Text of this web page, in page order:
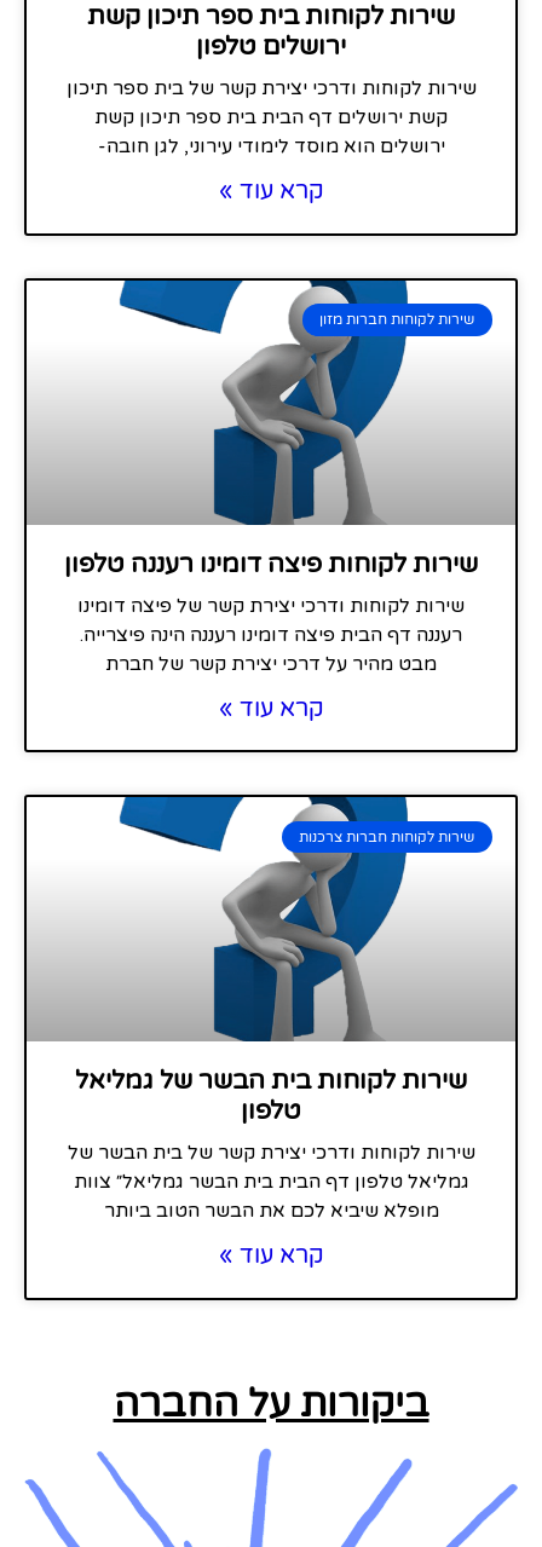
שירות לקוחות בית ספר תיכון קשת
ירושלים טלפון
שירות לקוחות ודרכי יצירת קשר של בית ספר תיכון
קשת ירושלים דף הבית בית ספר תיכון קשת
ירושלים הוא מוסד לימודי עירוני, לגן חובה-
קרא עוד »
שירות לקוחות חברות מזון
שירות לקוחות פיצה דומינו רעננה טלפון
שירות לקוחות ודרכי יצירת קשר של פיצה דומינו
רעננה דף הבית פיצה דומינו רעננה הינה פיצרייה.
מבט מהיר על דרכי יצירת קשר של חברת
קרא עוד »
שירות לקוחות חברות צרכנות
שירות לקוחות בית הבשר של גמליאל
טלפון
שירות לקוחות ודרכי יצירת קשר של בית הבשר של
גמליאל טלפון דף הבית בית הבשר גמליאל״ צוות
מופלא שיביא לכם את הבשר הטוב ביותר
קרא עוד »
ביקורות על החברה